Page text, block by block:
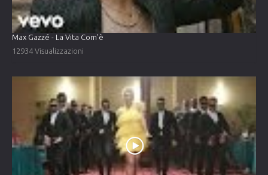
Max Gazzé - La Vita Com'è
12934 Visualizzazioni